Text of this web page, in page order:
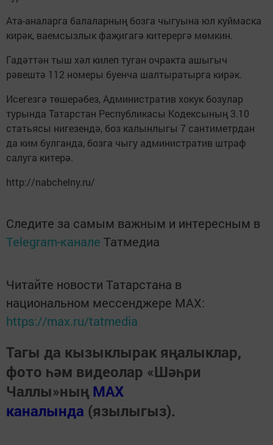
Ата-аналарга балаларның бозга чыгуына юл куймаска
кирәк, ваемсызлык фаҗигагә китерергә мөмкин.
Гадәттән тыш хәл килеп туган очракта ашыгыч
рәвештә 112 номеры буенча шалтыратырга кирәк.
Исегезгә төшерәбез, Административ хокук бозулар
турында Татарстан Республикасы Кодексының 3.10
статьясы нигезендә, боз калынлыгы 7 сантиметрдан
да ким булганда, бозга чыгу административ штраф
салуга китерә.
http://nabchelny.ru/
Следите за самым важным и интересным в
Telegram-канале Татмедиа
Читайте новости Татарстана в
национальном мессенджере MАХ:
https://max.ru/tatmedia
Тагы да кызыклырак яңалыклар,
фото һәм видеолар «Шәһри
Чаллы»ның MAX
каналында (язылыгыз).